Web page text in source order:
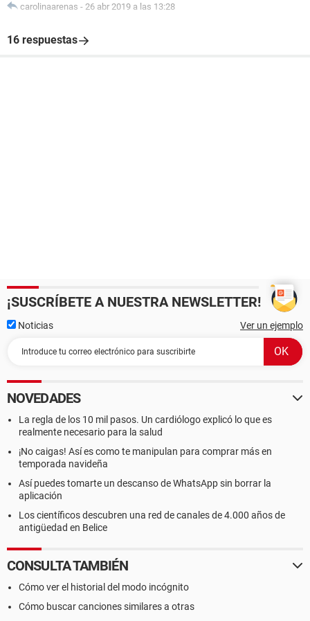
carolinaarenas - 26 abr 2019 a las 13:28
16 respuestas
¡SUSCRÍBETE A NUESTRA NEWSLETTER!
Noticias Ver un ejemplo
NOVEDADES
La regla de los 10 mil pasos. Un cardiólogo explicó lo que es
realmente necesario para la salud
¡No caigas! Así es como te manipulan para comprar más en
temporada navideña
Así puedes tomarte un descanso de WhatsApp sin borrar la
aplicación
Los científicos descubren una red de canales de 4.000 años de
antigüedad en Belice
CONSULTA TAMBIÉN
Cómo ver el historial del modo incógnito
Cómo buscar canciones similares a otras